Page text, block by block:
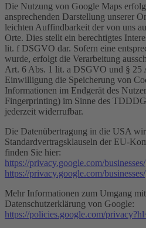
Die Nutzung von Google Maps
ansprechenden Darstellung unserer
leichten Auffindbarkeit der von uns
Orte. Dies stellt ein berechtigtes
lit. f DSGVO dar. Sofern eine
wurde, erfolgt die Verarbeitung
Art. 6 Abs. 1 lit. a DSGVO und §
Einwilligung die Speicherung von
Informationen im Endgerät des
Fingerprinting) im Sinne des
jederzeit widerrufbar.
Die Datenübertragung in die USA
Standardvertragsklauseln der EU-
finden Sie hier:
https://privacy.google.com/
https://privacy.google.com/
Mehr Informationen zum Umgang
Datenschutzerklärung von Google:
https://policies.google.com/